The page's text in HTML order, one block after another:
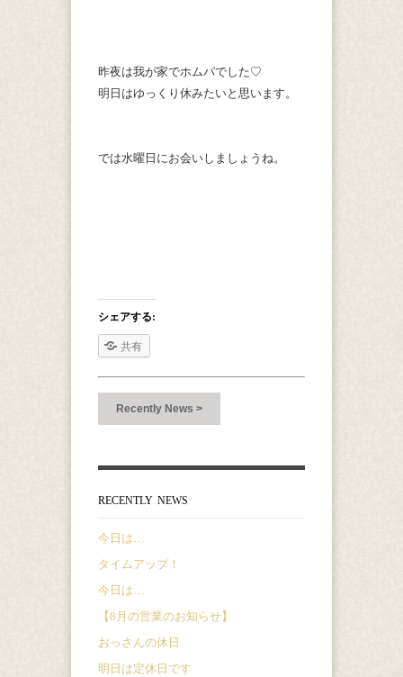
昨夜は我が家でホムパでした♡
明日はゆっくり休みたいと思います。
では水曜日にお会いしましょうね。
シェアする:
共有
Recently News >
RECENTLY NEWS
今日は…
タイムアップ！
今日は…
【8月の営業のお知らせ】
おっさんの休日
明日は定休日です